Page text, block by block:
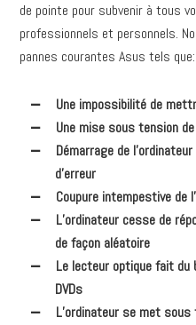
de pointe pour subvenir à tous
professionnels et personnels.
pannes courantes Asus tels que:
Une impossibilité de
Une mise sous tension
Démarrage de
d’erreur
Coupure intempestive de
L’ordinateur cesse de
de façon aléatoire
Le lecteur optique fait du
DVDs
L’ordinateur se met